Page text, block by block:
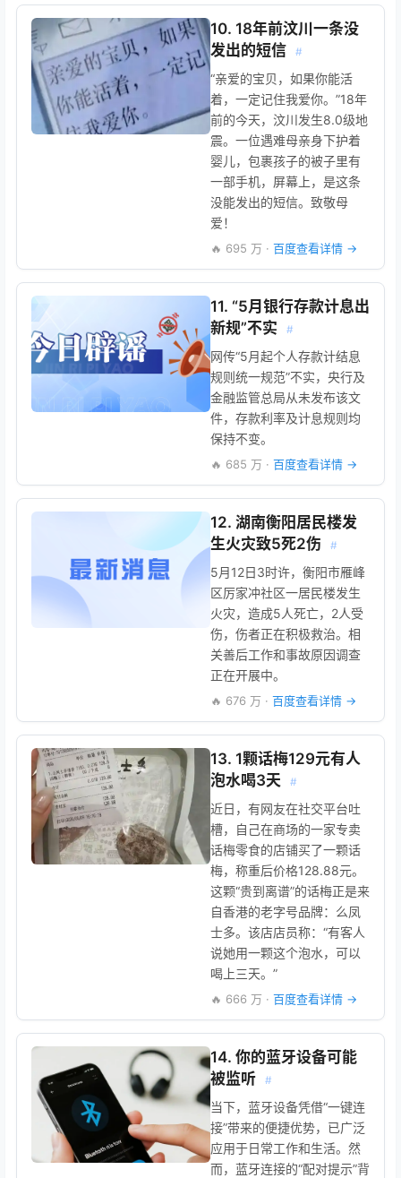
10. 18年前汶川一条没
发出的短信
#
“亲爱的宝贝，如果你能活
着，一定记住我爱你。”18年
前的今天，汶川发生8.0级地
震。一位遇难母亲身下护着
婴儿，包裹孩子的被子里有
一部手机，屏幕上，是这条
没能发出的短信。致敬母
爱！
🔥 695 万 · 百度查看详情 →
11. “5月银行存款计息出
新规”不实
#
网传“5月起个人存款计结息
规则统一规范”不实，央行及
金融监管总局从未发布该文
件，存款利率及计息规则均
保持不变。
🔥 685 万 · 百度查看详情 →
12. 湖南衡阳居民楼发
生火灾致5死2伤
#
5月12日3时许，衡阳市雁峰
区厉家冲社区一居民楼发生
火灾，造成5人死亡，2人受
伤，伤者正在积极救治。相
关善后工作和事故原因调查
正在开展中。
🔥 676 万 · 百度查看详情 →
13. 1颗话梅129元有人
泡水喝3天
#
近日，有网友在社交平台吐
槽，自己在商场的一家专卖
话梅零食的店铺买了一颗话
梅，称重后价格128.88元。
这颗“贵到离谱”的话梅正是来
自香港的老字号品牌：么凤
士多。该店店员称：“有客人
说她用一颗这个泡水，可以
喝上三天。”
🔥 666 万 · 百度查看详情 →
14. 你的蓝牙设备可能
被监听
#
当下，蓝牙设备凭借“一键连
接”带来的便捷优势，已广泛
应用于日常工作和生活。然
而，蓝牙连接的“配对提示”背